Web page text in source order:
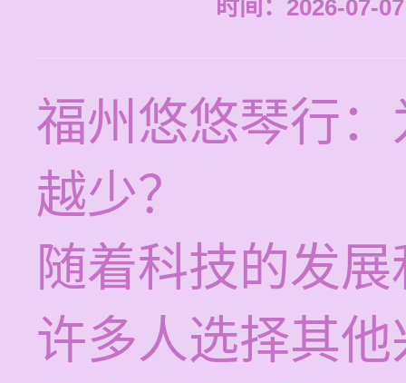
时间：2026-07-
福州悠悠琴行
越少？
随着科技的发
许多人选择其